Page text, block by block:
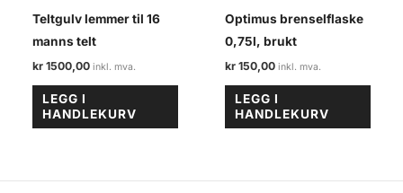
Teltgulv lemmer til 16
manns telt
kr 1500,00
LEGG I
HANDLEKURV
Optimus brenselflaske
0,75l, brukt
kr 150,00
LEGG I
HANDLEKURV